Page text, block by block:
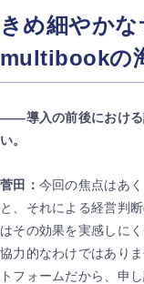
きめ細やか
multibookの
――導入の前後における
い。
菅田： 今回の焦点はあ
と、それによる経営判
はその効果を実感しに
協力的なわけではあり
トフォームだから、申